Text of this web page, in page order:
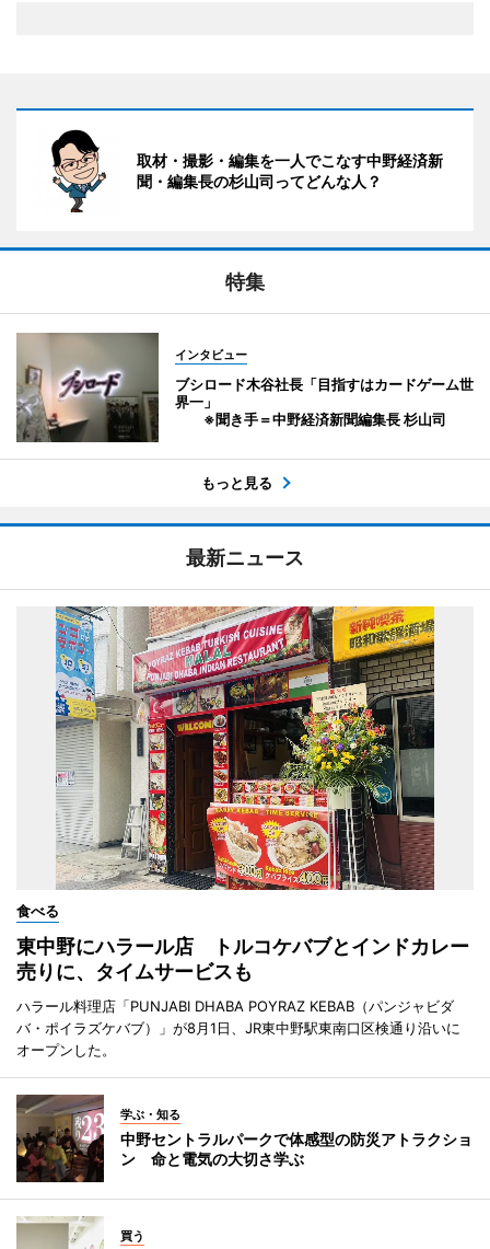
取材・撮影・編集を一人でこなす中野経済新
聞・編集長の杉山司ってどんな人？
特集
インタビュー
ブシロード木谷社長「目指すはカードゲーム世
界一」
※聞き手＝中野経済新聞編集長 杉山司
もっと見る
最新ニュース
食べる
東中野にハラール店 トルコケバブとインドカレー
売りに、タイムサービスも
ハラール料理店「PUNJABI DHABA POYRAZ KEBAB（パンジャビダ
バ・ポイラズケバブ）」が8月1日、JR東中野駅東南口区検通り沿いに
オープンした。
学ぶ・知る
中野セントラルパークで体感型の防災アトラクショ
ン 命と電気の大切さ学ぶ
買う